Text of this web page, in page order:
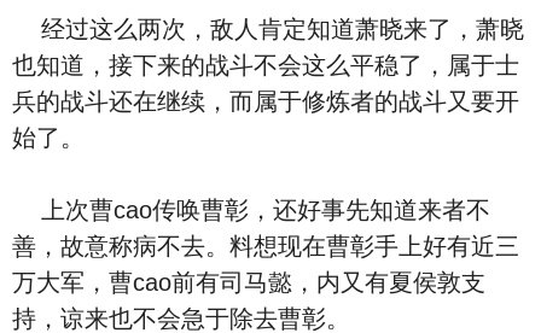
经过这么两次，敌人肯定知道萧晓来了，萧晓
也知道，接下来的战斗不会这么平稳了，属于士
兵的战斗还在继续，而属于修炼者的战斗又要开
始了。
上次曹cao传唤曹彰，还好事先知道来者不
善，故意称病不去。料想现在曹彰手上好有近三
万大军，曹cao前有司马懿，内又有夏侯敦支
持，谅来也不会急于除去曹彰。